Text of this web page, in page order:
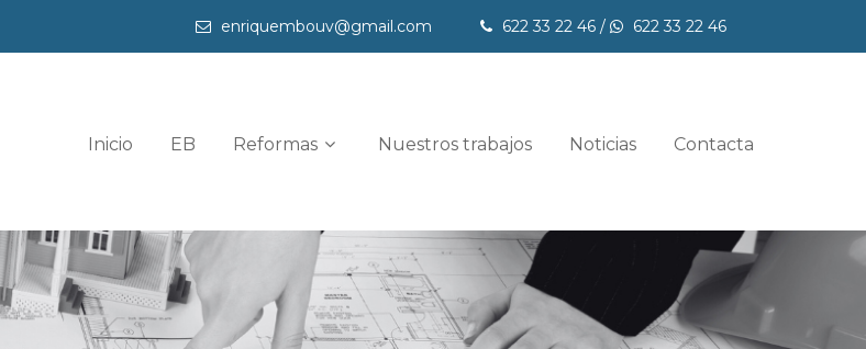
enriquembouv@gmail.com 622 33 22 46 / 622 33 22 46
Inicio EB Reformas Nuestros trabajos Noticias Contacta